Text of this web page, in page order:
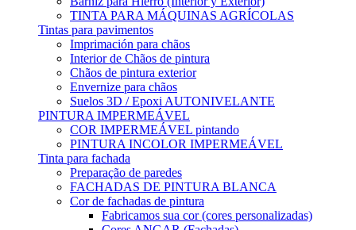
TINTA PARA MÁQUINAS AGRÍCOLAS
Tintas para pavimentos
Imprimación para chãos
Interior de Chãos de pintura
Chãos de pintura exterior
Envernize para chãos
Suelos 3D / Epoxi AUTONIVELANTE
PINTURA IMPERMEÁVEL
COR IMPERMEÁVEL pintando
PINTURA INCOLOR IMPERMEÁVEL
Tinta para fachada
Preparação de paredes
FACHADAS DE PINTURA BLANCA
Cor de fachadas de pintura
Fabricamos sua cor (cores personalizadas)